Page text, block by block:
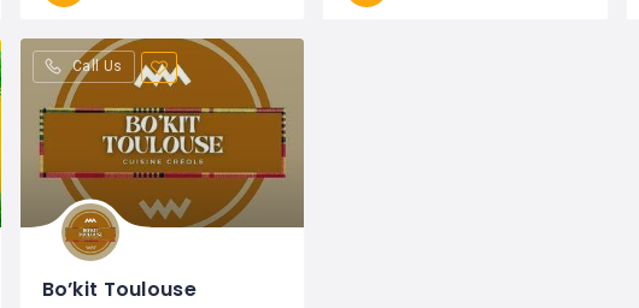
Call Us
Bo’kit Toulouse